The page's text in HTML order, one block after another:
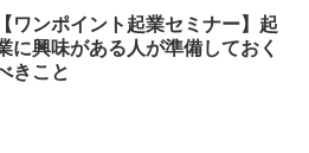
【ワンポイント起業セミナー】起
に興味がある人が準備しておく
きこと